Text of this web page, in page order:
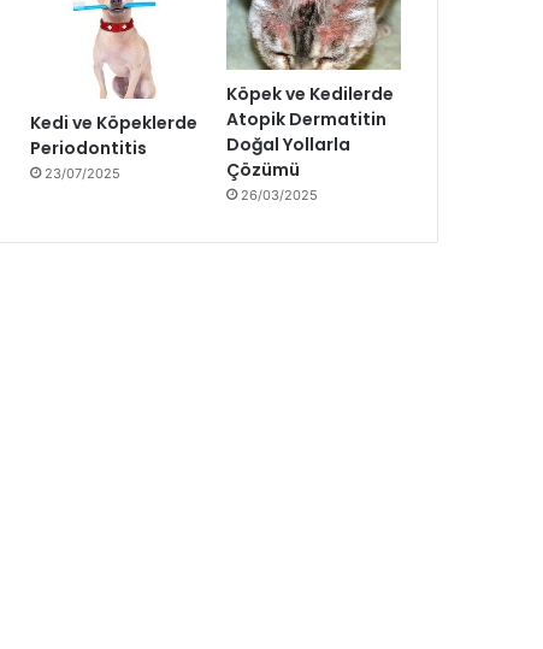
Kedi ve Köpeklerde
Periodontitis
23/07/2025
Köpek ve Kedilerde
Atopik Dermatitin
Doğal Yollarla
Çözümü
26/03/2025